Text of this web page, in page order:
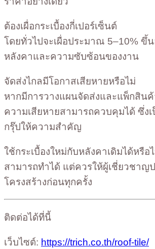
ต้องเผื่อกระเบื้องกี่เปอร์เซ็นต์
โดยทั่วไปจะเผื่อประมาณ 5–10% ขึ้
หลังคาและความซับซ้อนของงาน
จัดส่งไกลมีโอกาสเสียหายหรือไม่
หากมีการวางแผนจัดส่งและแพ็กสินค้
ความเสียหายสามารถควบคุมได้ ซึ่ง
กรุ๊ปให้ความสำคัญ
ใช้กระเบื้องใหม่กับหลังคาเดิมได้หรือ
สามารถทำได้ แต่ควรให้ผู้เชี่ยวชาญ
โครงสร้างก่อนทุกครั้ง
ติดต่อได้ที่นี้
เว็บไซต์: https://trich.co.th/roof-tile/